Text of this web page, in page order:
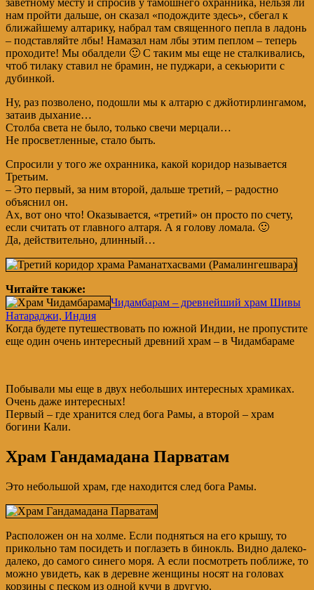
заветному месту и спросив у тамошнего охранника, нельзя ли
нам пройти дальше, он сказал «подождите здесь», сбегал к
ближайшему алтарику, набрал там священного пепла в ладонь
– подставляйте лбы! Намазал нам лбы этим пеплом – теперь
проходите! Мы обалдели 🙂 С таким мы еще не сталкивались,
чтоб тилаку ставил не брамин, не пуджари, а секьюрити с
дубинкой.
Ну, раз позволено, подошли мы к алтарю с джйотирлингамом,
затаив дыхание…
Столба света не было, только свечи мерцали…
Не просветленные, стало быть.
Спросили у того же охранника, какой коридор называется
Третьим.
– Это первый, за ним второй, дальше третий, – радостно
объяснил он.
Ах, вот оно что! Оказывается, «третий» он просто по счету,
если считать от главного алтаря. А я голову ломала. 🙂
Да, действительно, длинный…
Читайте также:
Чидамбарам – древнейший храм Шивы
Натараджи, Индия
Когда будете путешествовать по южной Индии, не пропустите
еще один очень интересный древний храм – в Чидамбараме
Побывали мы еще в двух небольших интересных храмиках.
Очень даже интересных!
Первый – где хранится след бога Рамы, а второй – храм
богини Кали.
Храм Гандамадана Парватам
Это небольшой храм, где находится след бога Рамы.
Расположен он на холме. Если подняться на его крышу, то
прикольно там посидеть и поглазеть в бинокль. Видно далеко-
далеко, до самого синего моря. А если посмотреть поближе, то
можно увидеть, как в деревне женщины носят на головах
корзины с песком из одной кучи в другую.